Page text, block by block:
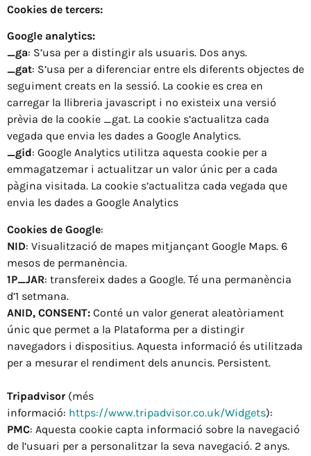
Cookies de tercers:
Google analytics:
_ga: S’usa per a distingir als usuaris. Dos anys.
_gat: S’usa per a diferenciar entre els diferents objectes de
seguiment creats en la sessió. La cookie es crea en
carregar la llibreria javascript i no existeix una versió
prèvia de la cookie _gat. La cookie s’actualitza cada
vegada que envia les dades a Google Analytics.
_gid: Google Analytics utilitza aquesta cookie per a
emmagatzemar i actualitzar un valor únic per a cada
pàgina visitada. La cookie s’actualitza cada vegada que
envia les dades a Google Analytics
Cookies de Google:
NID: Visualització de mapes mitjançant Google Maps. 6
mesos de permanència.
1P_JAR: transfereix dades a Google. Té una permanència
d’1 setmana.
ANID, CONSENT: Conté un valor generat aleatòriament
únic que permet a la Plataforma per a distingir
navegadors i dispositius. Aquesta informació és utilitzada
per a mesurar el rendiment dels anuncis. Persistent.
Tripadvisor(més
informació: https://www.tripadvisor.co.uk/Widgets):
PMC: Aquesta cookie capta informació sobre la navegació
de l’usuari per a personalitzar la seva navegació. 2 anys.